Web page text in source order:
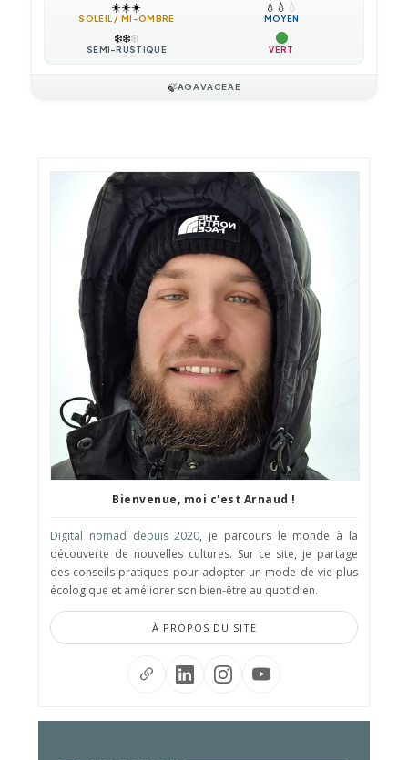
☀️☀️☀️
SOLEIL / MI-OMBRE
💧 💧 💧
MOYEN
❄️❄️❄️
SEMI-RUSTIQUE VERT
🍃AGAVACEAE
Bienvenue, moi c'est Arnaud !
Digital nomad depuis 2020, je parcours le monde à la
découverte de nouvelles cultures. Sur ce site, je partage
des conseils pratiques pour adopter un mode de vie plus
écologique et améliorer son bien-être au quotidien.
À PROPOS DU SITE